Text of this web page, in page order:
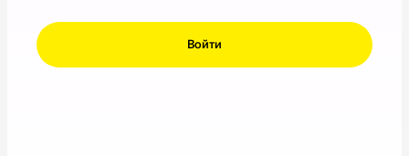
Войти